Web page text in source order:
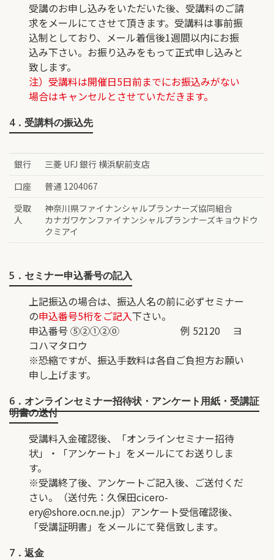
受講のお申し込みをいただいた後、受講料のご請
求をメールにてさせて頂きます。受講料は事前振
込制としており、メール着信後1週間以内にお振
込み下さい。お振り込みをもって正式申し込みと
致します。
注）受講料は開催日5日前までにお振込みがない
場合はキャンセルとさせていただきます。
4．受講料の振込先
銀行
三菱 UFJ 銀行 横浜駅前支店
口座
普通 1204067
受取
人
神奈川県ファイナンシャルプランナーズ協同組合
カナガワケンファイナンシャルプランナーズキョウドウ
クミアイ
5．セミナー申込番号の記入
上記振込の場合は、振込人名の前に必ずセミナー
の申込番号5桁をご記入下さい。
申込番号 ⑤②①②⓪ 例 52120 ヨ
コハマタロウ
※恐縮ですが、振込手数料は各自ご負担方お願い
申し上げます。
6．オンラインセミナー招待状・アンケート用紙・受講証
明書の送付
受講料入金確認後、「オンラインセミナー招待
状」・「アンケート」をメールにてお送りしま
す。
※受講終了後、アンケートご記入後、ご送付くだ
さい。（送付先：久保田cicero-
ery@shore.ocn.ne.jp）アンケート受信確認後、
「受講証明書」をメールにて発信致します。
7．返金